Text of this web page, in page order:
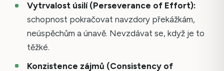
Vytrvalost úsilí (Perseverance of Effort):
schopnost pokračovat navzdory překážkám,
neúspěchům a únavě. Nevzdávat se, když je to
těžké.
Konzistence zájmů (Consistency of